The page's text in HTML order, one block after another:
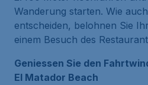
Wanderung starten. Wie
entscheiden, belohnen Sie
einem Besuch des
Geniessen Sie den
El Matador Beach